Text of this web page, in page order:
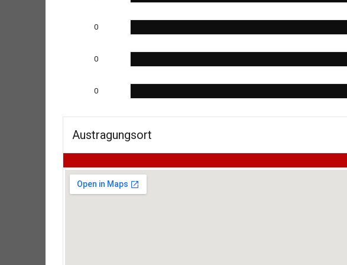
0
0
0
Austragungsort